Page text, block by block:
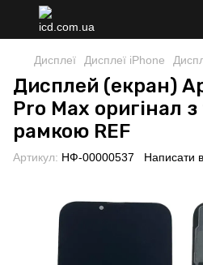
Дисплеї Дисплеї iPhone
Дисплей (екран)
Pro Max оригінал
рамкою REF
Артикул: НФ-00000537 Написати